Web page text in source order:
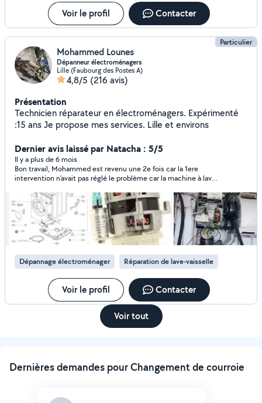
Voir le profil Contacter
Particulier
Mohammed Lounes
Dépanneur électroménagers
Lille (Faubourg des Postes A)
4,8/5 (216 avis)
Présentation
Technicien réparateur en électroménagers. Expérimenté
:15 ans Je propose mes services. Lille et environs
Dernier avis laissé par Natacha : 5/5
Il y a plus de 6 mois
Bon travail, Mohammed est revenu une 2e fois car la 1ere
intervention n’avait pas réglé le problème car la machine à laver
Dépannage électroménager Réparation de lave-vaisselle
Voir le profil Contacter
Voir tout
Dernières demandes pour Changement de courroie